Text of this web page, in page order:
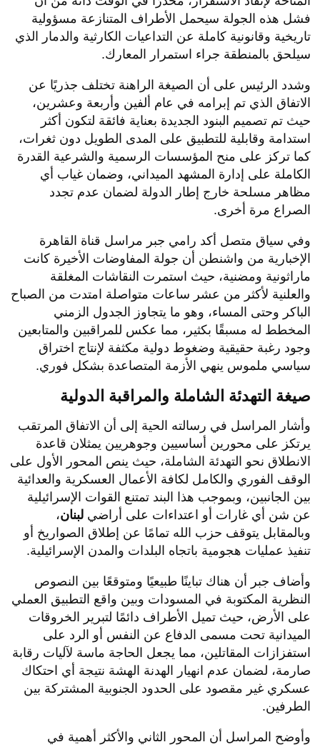
فشل هذه الجولة سيحمل الأطراف المتنازعة مسؤولية
تاريخية وقانونية كاملة عن التداعيات الكارثية والدمار الذي
سيلحق بالمنطقة جراء استمرار المعارك.
​وشدد الرئيس على أن الصيغة الراهنة تختلف جذريًا عن
الاتفاق الذي تم إبرامه في عام ألفين وأربعة وعشرين،
حيث تم تصميم البنود الجديدة بعناية فائقة لتكون أكثر
استدامة وقابلية للتطبيق على المدى الطويل دون ثغرات،
كما تركز على منح المؤسسات الرسمية والشرعية القدرة
الكاملة على إدارة المشهد الميداني، وضمان غياب أي
مظاهر مسلحة خارج إطار الدولة لضمان عدم تجدد
الصراع مرة أخرى.
​وفي سياق متصل أكد رامي جبر مراسل قناة القاهرة
الإخبارية من واشنطن أن جولة المفاوضات الأخيرة كانت
ماراثونية ومضنية، حيث استمرت النقاشات المغلقة
والعلنية لأكثر من عشر ساعات متواصلة امتدت من الصباح
الباكر وحتى المساء، وهو ما يتجاوز الجدول الزمني
المخطط له مسبقًا بكثير، مما عكس للمراقبين والمتابعين
وجود رغبة حقيقية وضغوط دولية مكثفة لإنتاج اختراق
سياسي ملموس ينهي الأزمة المتصاعدة بشكل فوري.
صيغة التهدئة الشاملة والمراقبة الدولية
​وأشار المراسل في رسالته الحية إلى أن الاتفاق المرتقب
يرتكز على محورين أساسيين وجوهريين يمثلان قاعدة
الانطلاق نحو التهدئة الشاملة، حيث ينص المحور الأول على
الوقف الفوري والكامل لكافة الأعمال العسكرية والعدائية
بين الجانبين، وبموجب هذا البند تمتنع القوات الإسرائيلية
عن شن أي غارات أو اعتداءات على أراضي لبنان،
وبالمقابل يتوقف حزب الله تمامًا عن إطلاق الصواريخ أو
تنفيذ عمليات هجومية باتجاه البلدات والمدن الإسرائيلية.
​وأضاف جبر أن هناك تباينًا طبيعيًا ومتوقعًا بين النصوص
النظرية المكتوبة في المسودات وبين واقع التطبيق العملي
على الأرض، حيث تميل الأطراف دائمًا لتبرير الخروقات
الميدانية تحت مسمى الدفاع عن النفس أو الرد على
استفزازات المقاتلين، مما يجعل الحاجة ماسة لآليات رقابة
صارمة، لضمان عدم انهيار الهدنة الهشة نتيجة أي احتكاك
عسكري غير مقصود على الحدود الجنوبية المشتركة بين
الطرفين.
​وأوضح المراسل أن المحور الثاني والأكثر أهمية في